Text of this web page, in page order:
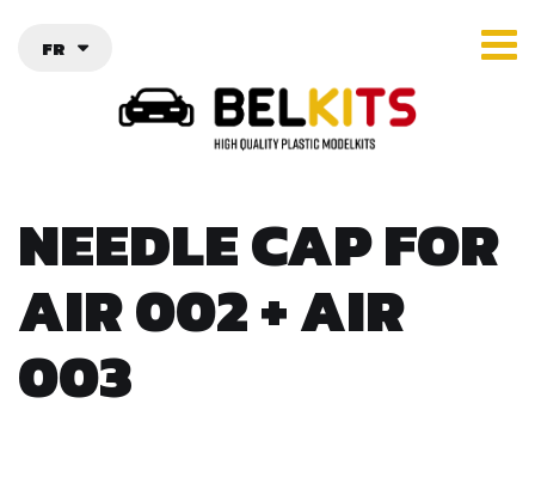
FR
NEEDLE CAP FOR
AIR 002 + AIR
003